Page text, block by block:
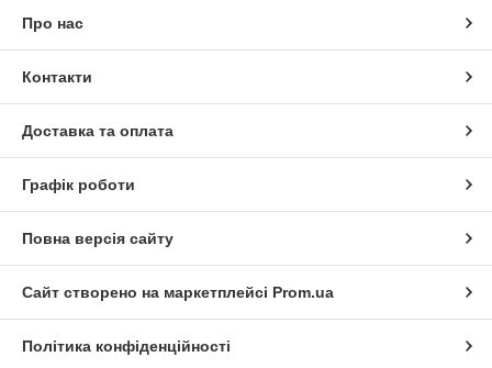
Про нас
Контакти
Доставка та оплата
Графік роботи
Повна версія сайту
Сайт створено на маркетплейсі Prom.ua
Політика конфіденційності